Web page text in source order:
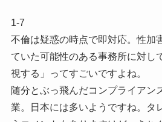
1-7
不倫は疑惑の時点で即対応。性加
ていた可能性のある事務所に対し
視する」ってすごいですよね。
随分とぶっ飛んだコンプライアン
業。日本には多いようですね。タ